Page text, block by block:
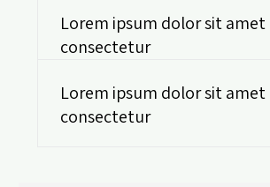
Lorem ipsum dolor sit amet
consectetur
Lorem ipsum dolor sit amet
consectetur